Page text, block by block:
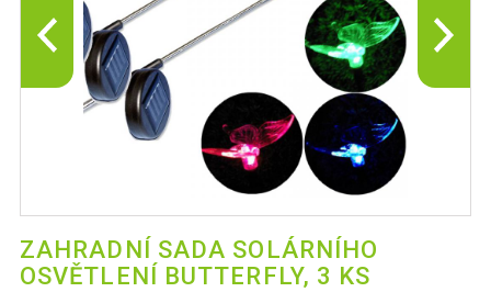
ZAHRADNÍ SADA SOLÁRNÍHO
OSVĚTLENÍ BUTTERFLY, 3 KS